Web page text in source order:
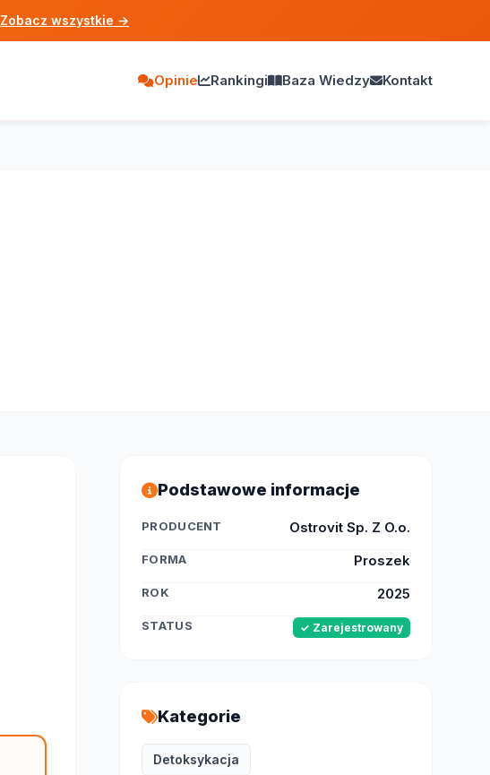
Zobacz wszystkie →
Opinie Rankingi Baza Wiedzy Kontakt
Podstawowe informacje
PRODUCENT Ostrovit Sp. Z O.o.
FORMA Proszek
ROK 2025
STATUS ✓ Zarejestrowany
Kategorie
Detoksykacja